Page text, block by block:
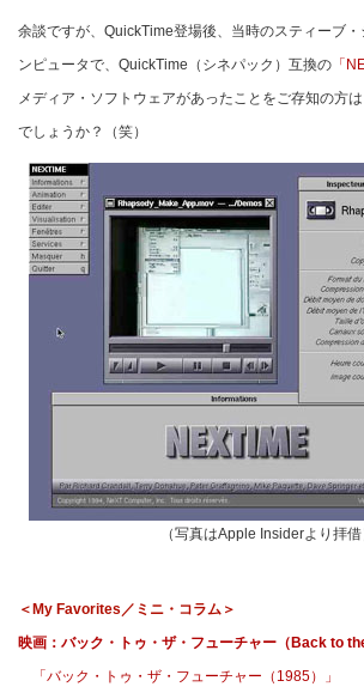
余談ですが、QuickTime登場後、当時のスティーブ
ンピュータで、QuickTime（シネパック）互換の 「
メディア・ソフトウェアがあったことをご存知の方
でしょうか？（笑）
（写真はApple Insiderより拝借
＜My Favorites／ミニ・コラム＞
映画：バック・トゥ・ザ・フューチャー（Back to
「バック・トゥ・ザ・フューチャー（1985）」